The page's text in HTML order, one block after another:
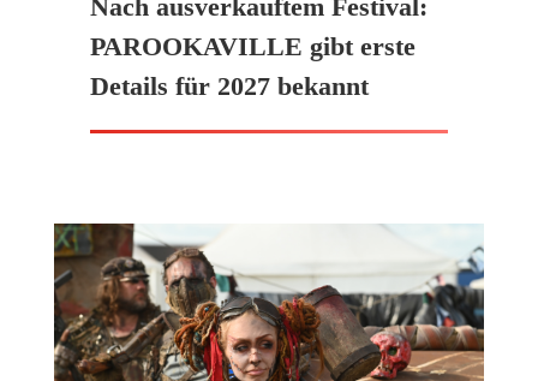
Nach ausverkauftem Festival:
PAROOKAVILLE gibt erste
Details für 2027 bekannt